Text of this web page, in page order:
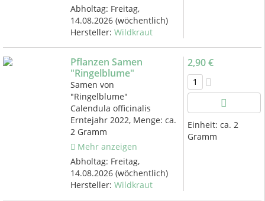
Abholtag: Freitag,
14.08.2026(wöchentlich)
Hersteller: Wildkraut
Pflanzen Samen
"Ringelblume"
Samen von
"Ringelblume"
Calendula officinalis
Erntejahr 2022, Menge: ca.
2 Gramm
Mehr anzeigen
Abholtag: Freitag,
14.08.2026(wöchentlich)
Hersteller: Wildkraut
2,90 €
Einheit: ca. 2
Gramm